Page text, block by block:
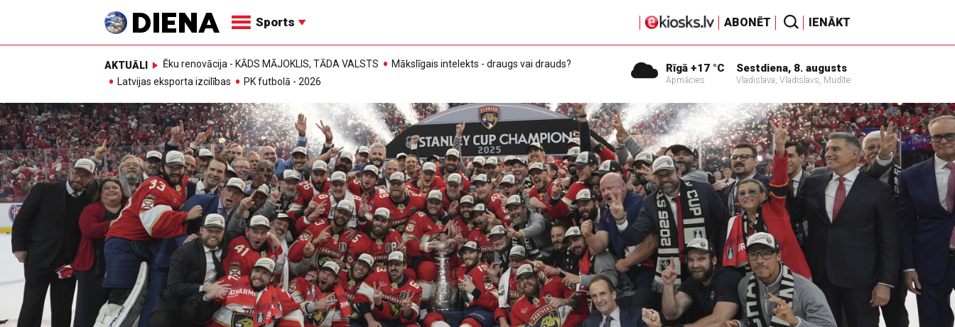
Sports ABONĒT IENĀKT
AKTUĀLI Ēku renovācija - KĀDS MĀJOKLIS, TĀDA VALSTS
Mākslīgais intelekts - draugs vai drauds?
Latvijas eksporta izcilības
PK futbolā - 2026
Rīgā +17 °C
Apmācies
Sestdiena, 8. augusts
Vladislava, Vladislavs, Mudīte